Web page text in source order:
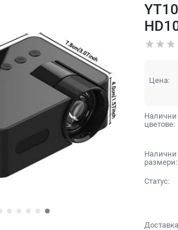
Цена:
Налични
цветове:
Налични
размери:
Статус: